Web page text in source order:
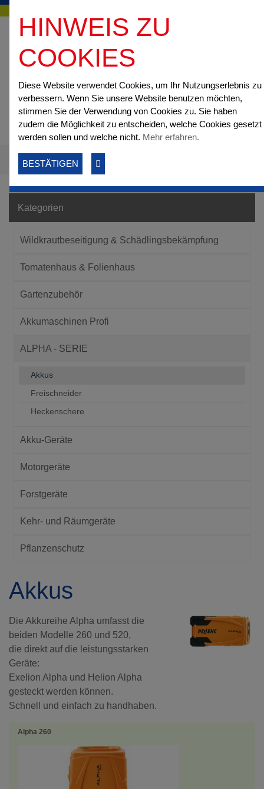
HINWEIS ZU
COOKIES
Diese Website verwendet Cookies, um Ihr Nutzungserlebnis zu
verbessern. Wenn Sie unsere Website benutzen möchten,
stimmen Sie der Verwendung von Cookies zu. Sie haben
zudem die Möglichkeit zu entscheiden, welche Cookies gesetzt
werden sollen und welche nicht. Mehr erfahren.
BESTÄTIGEN
Startseite Online-Shop
Kategorien
Wildkrautbeseitigung & Schädlingsbekämpfung
Tomatenhaus & Folienhaus
Gartenzubehör
Akkumaschinen Profi
ALPHA - SERIE
Akkus
Freischneider
Heckenschere
Akku-Geräte
Motorgeräte
Forstgeräte
Kehr- und Räumgeräte
Pflanzenschutz
Akkus
Die Akkureihe Alpha umfasst die
beiden Modelle 260 und 520,
die direkt auf die leistungsstarken
Geräte:
Exelion Alpha und Helion Alpha
gesteckt werden können.
Schnell und einfach zu handhaben.
Alpha 260